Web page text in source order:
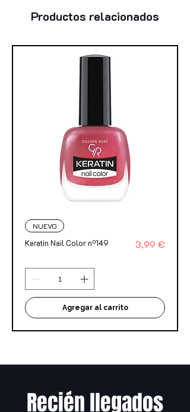
Productos relacionados
NUEVO
Keratin Nail Color nº149 Precio
3,99 €
Agregar al carrito
Recién llegados